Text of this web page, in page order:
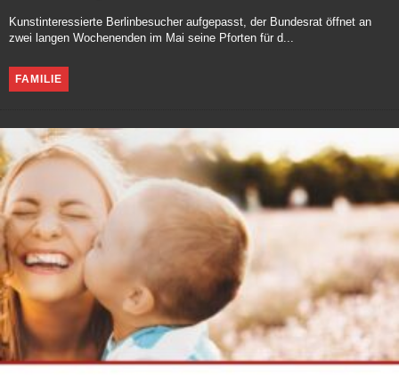
Kunstinteressierte Berlinbesucher aufgepasst, der Bundesrat öffnet an
zwei langen Wochenenden im Mai seine Pforten für d...
FAMILIE